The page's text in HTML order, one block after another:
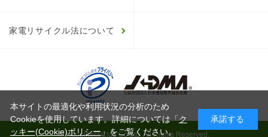
家電リサイクル法について
© HappinessClub Co.Ltd. All Rights Reserved.
本サイトの最適化や利用状況の分析のため
Cookieを使用しています。詳細については「ク
ッキー(Cookie)ポリシー」をご覧ください。
承諾する